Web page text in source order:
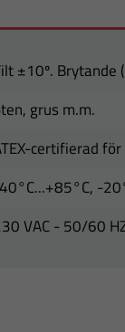
±10º. Brytande
grus m.m.
certifierad för
-
VAC - 50/60